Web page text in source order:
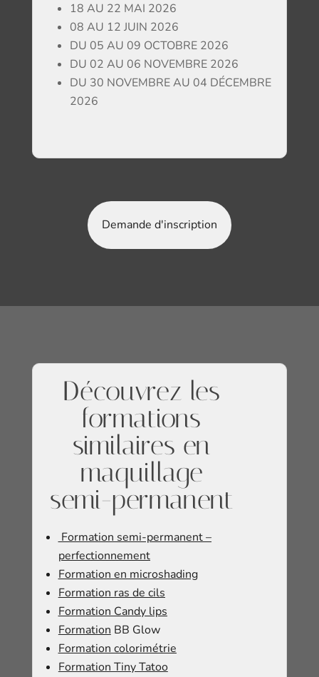
18 AU 22 MAI 2026
08 AU 12 JUIN 2026
DU 05 AU 09 OCTOBRE 2026
DU 02 AU 06 NOVEMBRE 2026
DU 30 NOVEMBRE AU 04 DÉCEMBRE
2026
Demande d'inscription
Découvrez les
formations
similaires en
maquillage
semi-permanent
Formation semi-permanent –
perfectionnement
Formation en microshading
Formation ras de cils
​​Formation Candy lips
Formation BB Glow
​Formation colorimétrie
Formation Tiny Tatoo